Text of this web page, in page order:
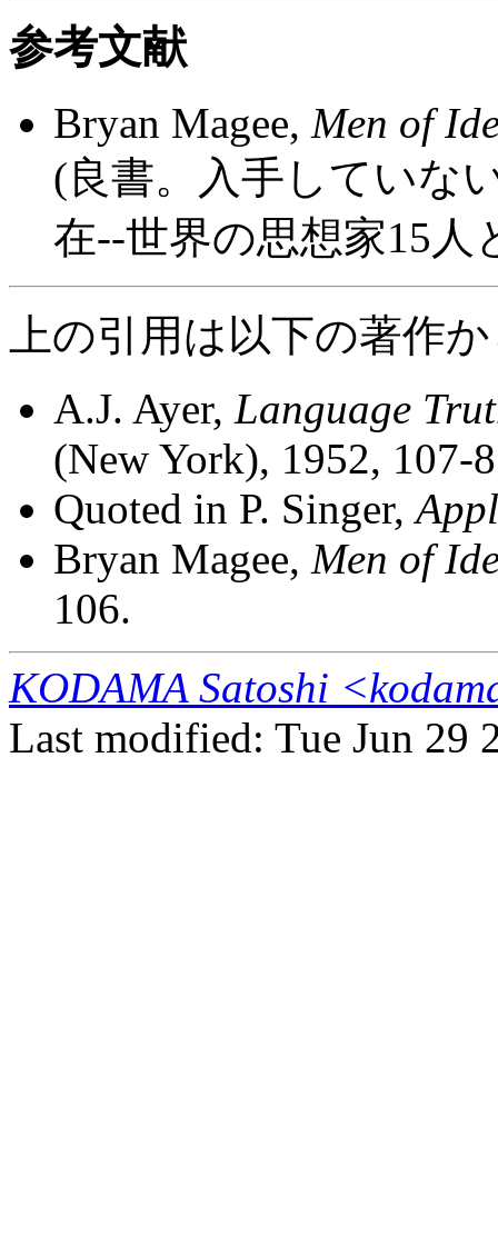
参考文献
Bryan Magee, Men of
(良書。入手していな
在--世界の思想家15人
上の引用は以下の著作
A.J. Ayer, Language
(New York), 1952, 107-
Quoted in P. Singer,
Bryan Magee, Men of
106.
KODAMA Satoshi
Last modified: Tue Jun 29